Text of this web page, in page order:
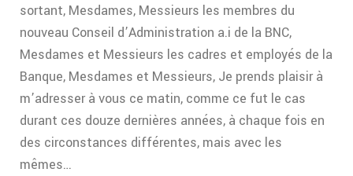
sortant, Mesdames, Messieurs les membres du
nouveau Conseil d’Administration a.i de la BNC,
Mesdames et Messieurs les cadres et employés de la
Banque, Mesdames et Messieurs, Je prends plaisir à
m’adresser à vous ce matin, comme ce fut le cas
durant ces douze dernières années, à chaque fois en
des circonstances différentes, mais avec les
mêmes…